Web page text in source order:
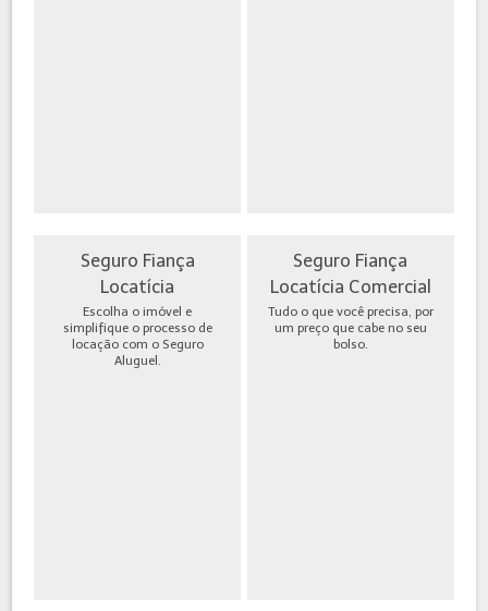
Seguro Fiança
Locatícia
Escolha o imóvel e
simplifique o processo de
locação com o Seguro
Aluguel.
Seguro Fiança
Locatícia Comercial
Tudo o que você precisa, por
um preço que cabe no seu
bolso.